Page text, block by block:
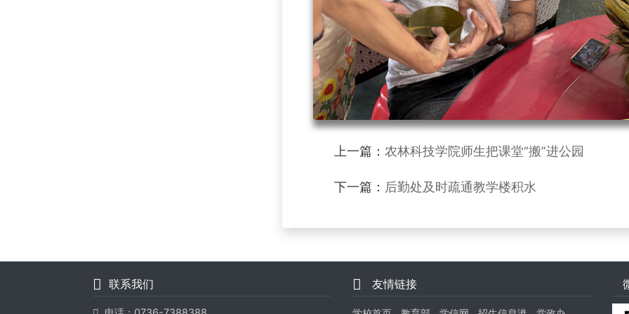
上一篇：农林科技学院师生把课堂“搬”进公园
下一篇： 后勤处及时疏通教学楼积水
联系我们 友情链接